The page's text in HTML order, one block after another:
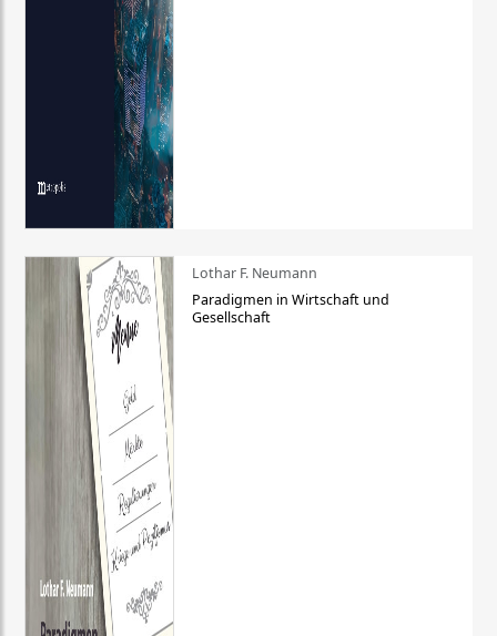
Lothar F. Neumann
Paradigmen in Wirtschaft und
Gesellschaft